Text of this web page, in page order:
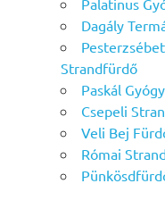
Dagály
Strandfürdő
Paskál
Csepeli
Veli Bej
Római